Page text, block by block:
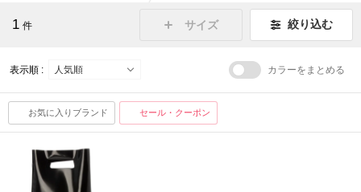
1 件 サイズ 絞り込む
表示順 : カラーをまとめる
お気に入りブランド セール・クーポン